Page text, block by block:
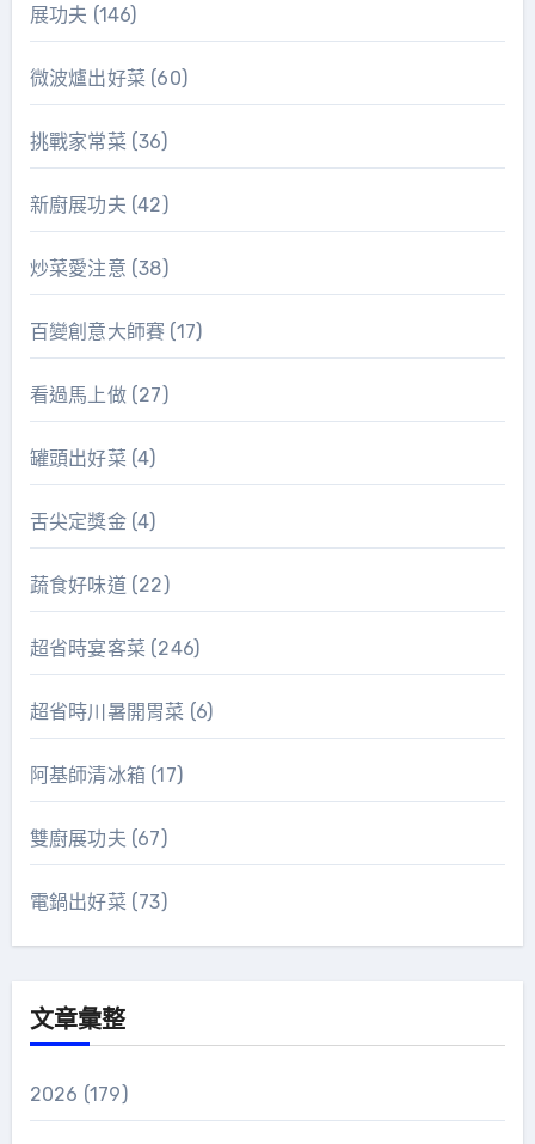
展功夫 (146)
微波爐出好菜 (60)
挑戰家常菜 (36)
新廚展功夫 (42)
炒菜愛注意 (38)
百變創意大師賽 (17)
看過馬上做(27)
罐頭出好菜 (4)
舌尖定獎金(4)
蔬食好味道 (22)
超省時宴客菜 (246)
超省時川暑開胃菜 (6)
阿基師清冰箱(17)
雙廚展功夫 (67)
電鍋出好菜 (73)
文章彙整
2026 (179)